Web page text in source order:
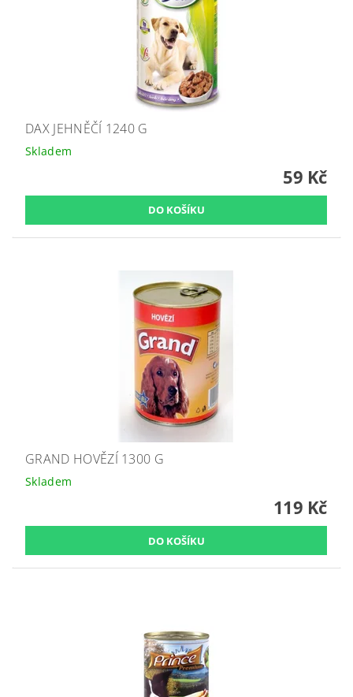
DAX JEHNĚČÍ 1240 G
Skladem
59 Kč
GRAND HOVĚZÍ 1300 G
Skladem
119 Kč